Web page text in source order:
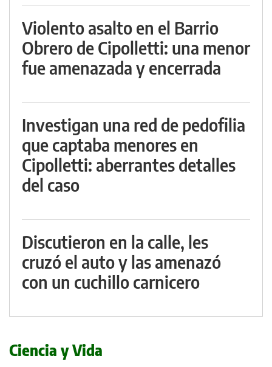
Violento asalto en el Barrio
Obrero de Cipolletti: una menor
fue amenazada y encerrada
Investigan una red de pedofilia
que captaba menores en
Cipolletti: aberrantes detalles
del caso
Discutieron en la calle, les
cruzó el auto y las amenazó
con un cuchillo carnicero
Ciencia y Vida